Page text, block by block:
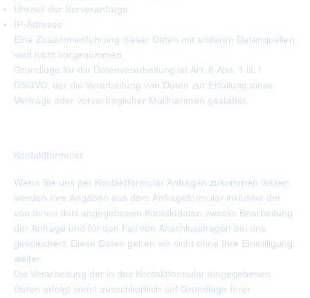
Uhrzeit der Serveranfrage
IP-Adresse
Eine Zusammenführung dieser Daten mit anderen Datenquellen
wird nicht vorgenommen.
Grundlage für die Datenverarbeitung ist Art. 6 Abs. 1 lit. f
DSGVO, der die Verarbeitung von Daten zur Erfüllung eines
Vertrags oder vorvertraglicher Maßnahmen gestattet.
Kontaktformular
Wenn Sie uns per Kontaktformular Anfragen zukommen lassen,
werden Ihre Angaben aus dem Anfrageformular inklusive der
von Ihnen dort angegebenen Kontaktdaten zwecks Bearbeitung
der Anfrage und für den Fall von Anschlussfragen bei uns
gespeichert. Diese Daten geben wir nicht ohne Ihre Einwilligung
weiter.
Die Verarbeitung der in das Kontaktformular eingegebenen
Daten erfolgt somit ausschließlich auf Grundlage Ihrer